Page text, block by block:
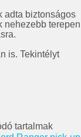
adta biztonságos
nehezebb terepen
is. Tekintélyt
tartalmak